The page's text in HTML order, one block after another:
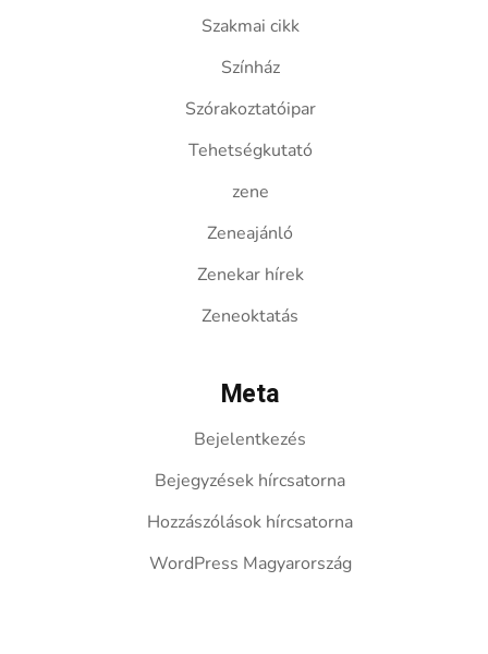
Szakmai cikk
Színház
Szórakoztatóipar
Tehetségkutató
zene
Zeneajánló
Zenekar hírek
Zeneoktatás
Meta
Bejelentkezés
Bejegyzések hírcsatorna
Hozzászólások hírcsatorna
WordPress Magyarország